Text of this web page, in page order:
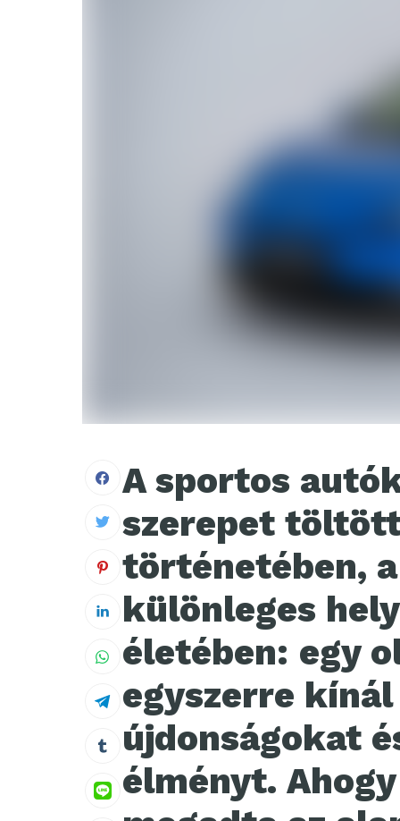
A sportos
szerepet
történetében,
különleges
életében: egy
egyszerre
újdonságokat
élményt.